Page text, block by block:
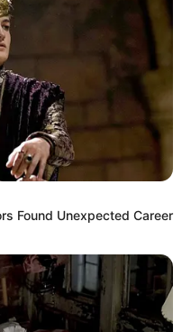
Found Unexpected Career